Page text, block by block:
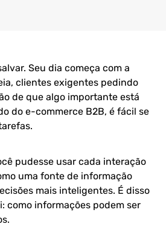
Seu dia começa com a
clientes exigentes pedindo
de que algo importante está
do e-commerce B2B, é fácil se
pudesse usar cada interação
uma fonte de informação
mais inteligentes. É disso
como informações podem ser